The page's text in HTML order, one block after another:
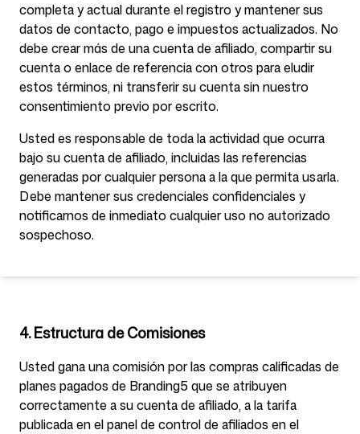
completa y actual durante el registro y mantener sus
datos de contacto, pago e impuestos actualizados. No
debe crear más de una cuenta de afiliado, compartir su
cuenta o enlace de referencia con otros para eludir
estos términos, ni transferir su cuenta sin nuestro
consentimiento previo por escrito.
Usted es responsable de toda la actividad que ocurra
bajo su cuenta de afiliado, incluidas las referencias
generadas por cualquier persona a la que permita usarla.
Debe mantener sus credenciales confidenciales y
notificarnos de inmediato cualquier uso no autorizado
sospechoso.
4. Estructura de Comisiones
Usted gana una comisión por las compras calificadas de
planes pagados de Branding5 que se atribuyen
correctamente a su cuenta de afiliado, a la tarifa
publicada en el panel de control de afiliados en el